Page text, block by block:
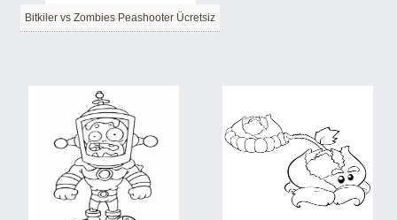
Bitkiler vs Zombies Peashooter Ücretsiz